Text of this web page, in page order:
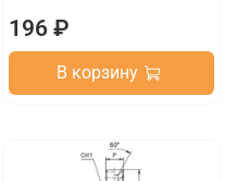
196 ₽
В корзину